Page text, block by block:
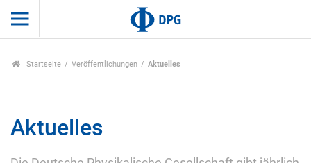
Startseite Veröffentlichungen Aktuelles
Aktuelles